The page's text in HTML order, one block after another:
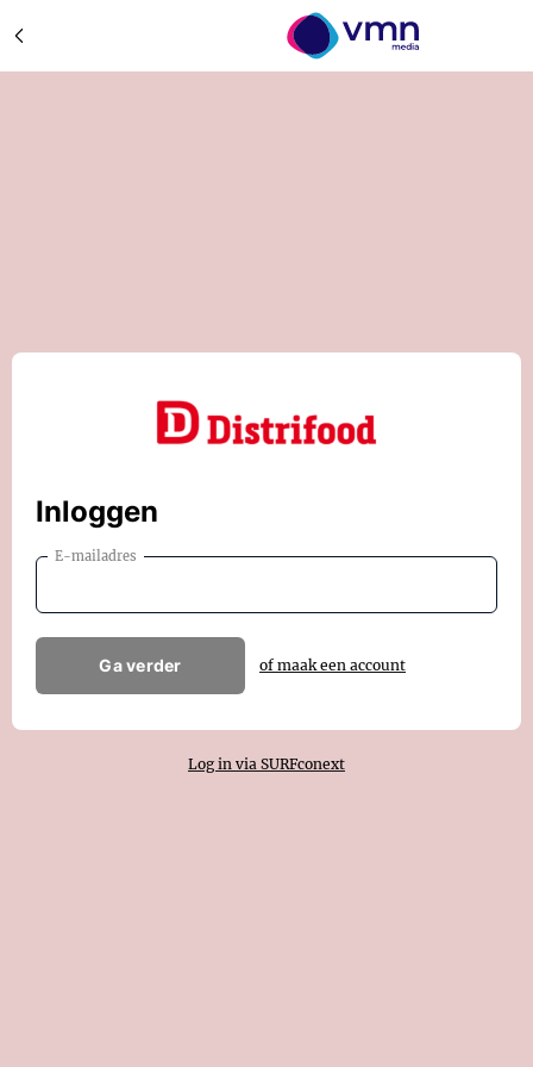
Inloggen
E-mailadres
Ga verder of maak een account
Log in via SURFconext